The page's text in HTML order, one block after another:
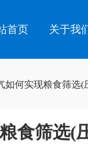
首页 关于我
如何实现粮食筛选(
食筛选(